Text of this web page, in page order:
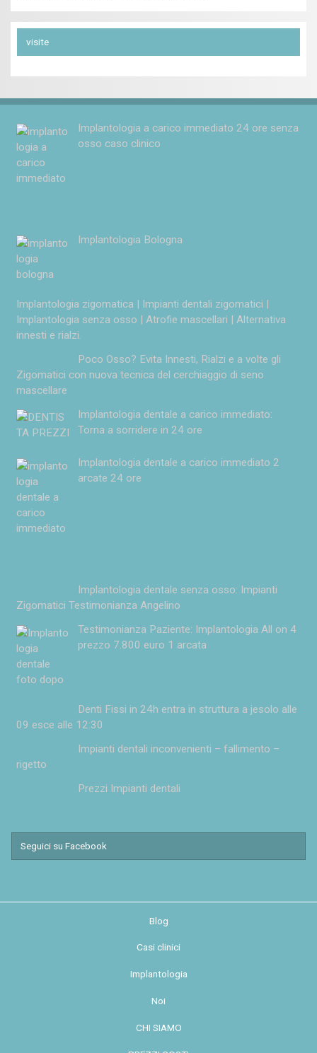
visite
Implantologia a carico immediato 24 ore senza
osso caso clinico
Implantologia Bologna
Implantologia zigomatica | Impianti dentali zigomatici |
Implantologia senza osso | Atrofie mascellari | Alternativa
innesti e rialzi.
Poco Osso? Evita Innesti, Rialzi e a volte gli
Zigomatici con nuova tecnica del cerchiaggio di seno
mascellare
Implantologia dentale a carico immediato:
Torna a sorridere in 24 ore
Implantologia dentale a carico immediato 2
arcate 24 ore
Implantologia dentale senza osso: Impianti
Zigomatici Testimonianza Angelino
Testimonianza Paziente: Implantologia All on 4
prezzo 7.800 euro 1 arcata
Denti Fissi in 24h entra in struttura a jesolo alle
09 esce alle 12:30
Impianti dentali inconvenienti – fallimento –
rigetto
Prezzi Impianti dentali
Seguici su Facebook
Blog
Casi clinici
Implantologia
Noi
CHI SIAMO